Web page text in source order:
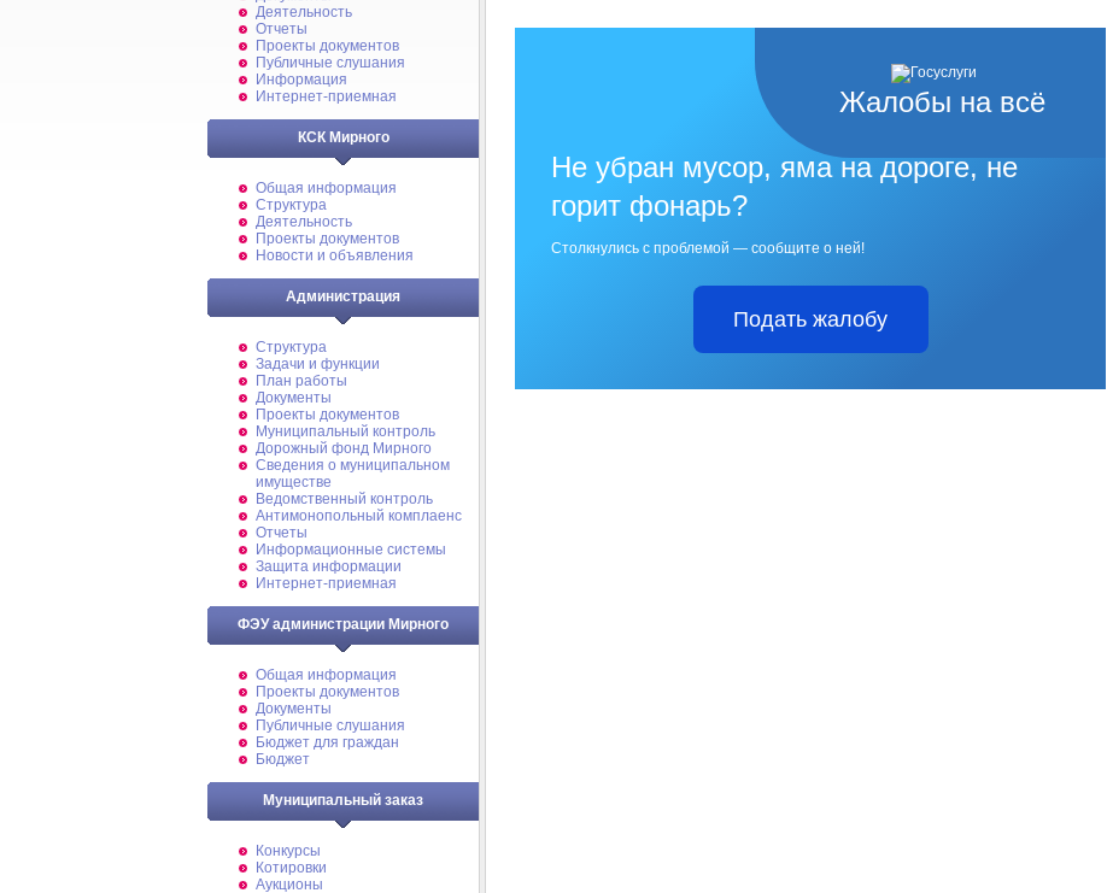
Деятельность
Отчеты
Проекты документов
Публичные слушания
Информация
Интернет-приемная
КСК Мирного
Общая информация
Структура
Деятельность
Проекты документов
Новости и объявления
Администрация
Структура
Задачи и функции
План работы
Документы
Проекты документов
Муниципальный контроль
Дорожный фонд Мирного
Cведения о муниципальном
имуществе
Ведомственный контроль
Антимонопольный комплаенс
Отчеты
Информационные системы
Защита информации
Интернет-приемная
ФЭУ администрации Мирного
Общая информация
Проекты документов
Документы
Публичные слушания
Бюджет для граждан
Бюджет
Муниципальный заказ
Конкурсы
Котировки
Аукционы
Жалобы на всё
Не убран мусор, яма на дороге, не
горит фонарь?
Столкнулись с проблемой — сообщите о ней!
Подать жалобу